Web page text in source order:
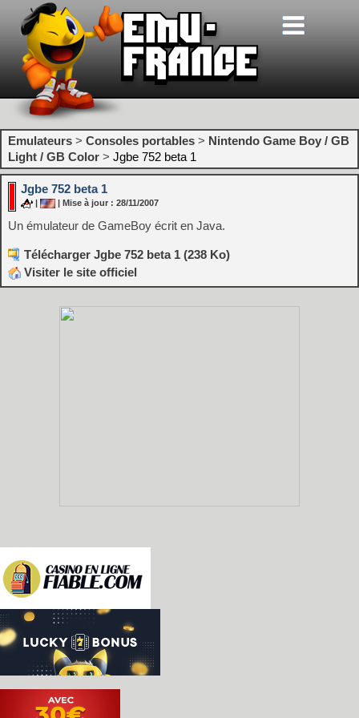
Emulateurs > Consoles portables > Nintendo Game Boy / GB
Light / GB Color > Jgbe 752 beta 1
Jgbe 752 beta 1
| | Mise à jour : 28/11/2007
Un émulateur de GameBoy écrit en Java.
Télécharger Jgbe 752 beta 1 (238 Ko)
Visiter le site officiel